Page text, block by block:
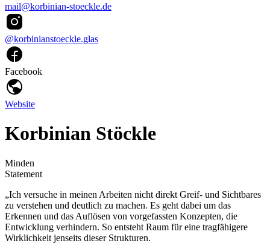
mail@korbinian-stoeckle.de
@korbinianstoeckle.glas
Facebook
Website
Korbinian Stöckle
Minden
Statement
„Ich versuche in meinen Arbeiten nicht direkt Greif- und Sichtbares
zu verstehen und deutlich zu machen. Es geht dabei um das
Erkennen und das Auflösen von vorgefassten Konzepten, die
Entwicklung verhindern. So entsteht Raum für eine tragfähigere
Wirklichkeit jenseits dieser Strukturen.